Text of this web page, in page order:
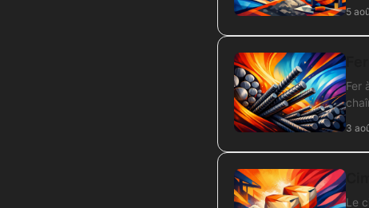
5
Fer
3
Le